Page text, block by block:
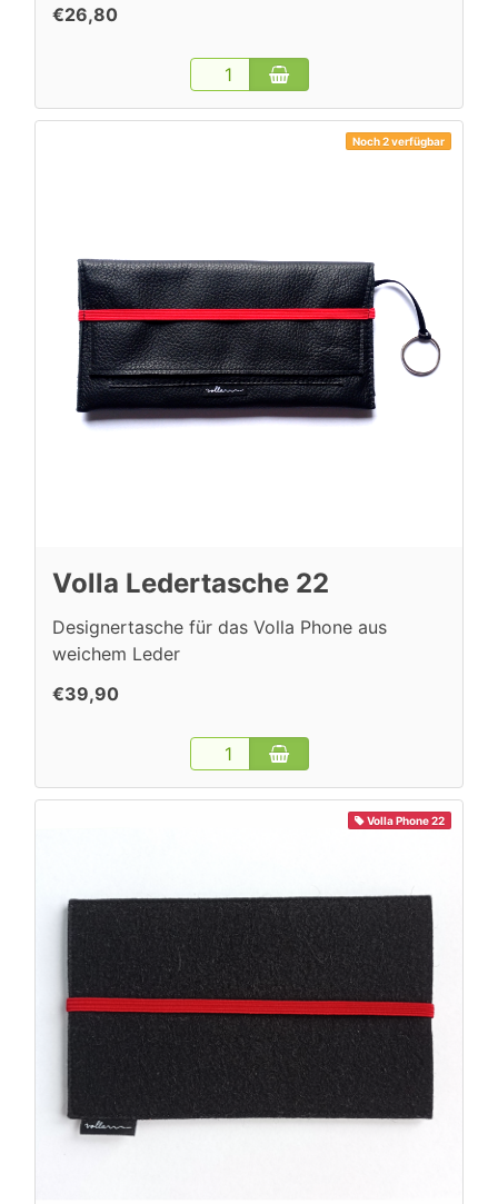
€26,80
Noch 2 verfügbar
Volla Ledertasche 22
Designertasche für das Volla Phone aus
weichem Leder
€39,90
Volla Phone 22